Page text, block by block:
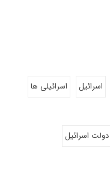
اسرائیل
اسرائیلی ها
اسرائیل